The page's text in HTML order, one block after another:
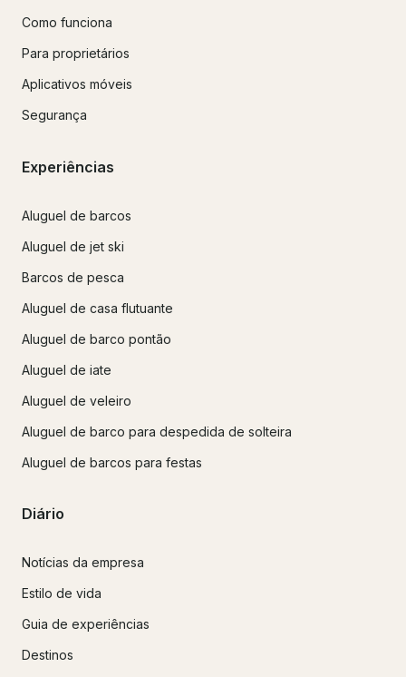
Como funciona
Para proprietários
Aplicativos móveis
Segurança
Experiências
Aluguel de barcos
Aluguel de jet ski
Barcos de pesca
Aluguel de casa flutuante
Aluguel de barco pontão
Aluguel de iate
Aluguel de veleiro
Aluguel de barco para despedida de solteira
Aluguel de barcos para festas
Diário
Notícias da empresa
Estilo de vida
Guia de experiências
Destinos